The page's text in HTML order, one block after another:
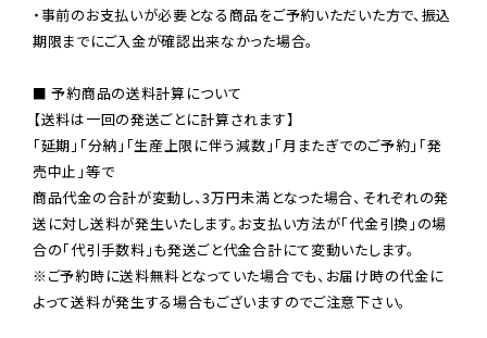
・事前のお支払いが必要となる商品をご予約いただいた方で、振込
期限までにご入金が確認出来なかった場合。
■ 予約商品の送料計算について
【送料は一回の発送ごとに計算されます】
「延期」「分納」「生産上限に伴う減数」「月またぎでのご予約」「発
売中止」等で
商品代金の合計が変動し、3万円未満となった場合、それぞれの発
送に対し送料が発生いたします。お支払い方法が「代金引換」の場
※ご予約時に送料無料となっていた場合でも、お届け時の代金に
よって送料が発生する場合もございますのでご注意下さい。